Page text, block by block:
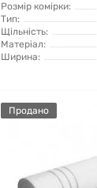
Розмір комірки:
Тип:
Щільність:
Матеріал:
Ширина:
Продано